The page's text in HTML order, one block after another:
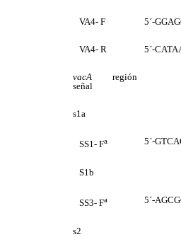
VA4- F 5´-
VA4- R 5´-
vacA región
señal
s1a
SS1- Fa 5´-
S1b
SS3- Fa 5´-
s2